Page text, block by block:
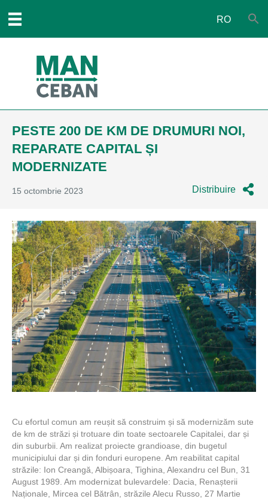
RO
PESTE 200 DE KM DE DRUMURI NOI,
REPARATE CAPITAL ȘI
MODERNIZATE
15 octombrie 2023 Distribuire
Cu efortul comun am reușit să construim și să modernizăm sute
de km de străzi și trotuare din toate sectoarele Capitalei, dar și
din suburbii. Am realizat proiecte grandioase, din bugetul
municipiului dar și din fonduri europene. Am reabilitat capital
străzile: Ion Creangă, Albișoara, Tighina, Alexandru cel Bun, 31
August 1989. Am modernizat bulevardele: Dacia, Renașterii
Naționale, Mircea cel Bătrân, străzile Alecu Russo, 27 Martie